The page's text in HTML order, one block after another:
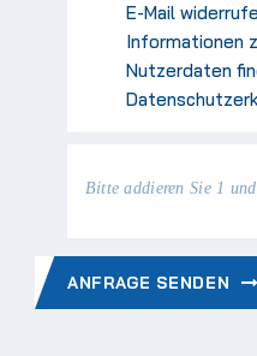
E-Mail
Informationen
Nutzerdaten
Bitte addieren Sie 1
ANFRAGE SENDEN